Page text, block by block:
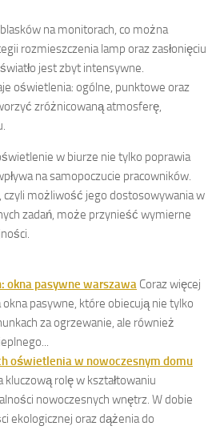
na monitorach, co można
rozmieszczenia lamp oraz zasłonięciu
jest zbyt intensywne.
oświetlenia: ogólne, punktowe oraz
zróżnicowaną atmosferę,
w biurze nie tylko poprawia
na samopoczucie pracowników.
czyli możliwość jego dostosowywania w
zadań, może przynieść wymierne
okna pasywne warszawa Coraz więcej
pasywne, które obiecują nie tylko
za ogrzewanie, ale również
oświetlenia w nowoczesnym domu
rolę w kształtowaniu
nowoczesnych wnętrz. W dobie
ekologicznej oraz dążenia do